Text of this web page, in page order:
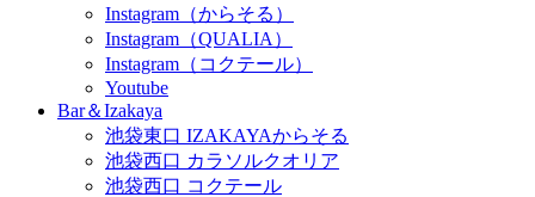
Instagram（からそる）
Instagram（QUALIA）
Instagram（コクテール）
Youtube
Bar＆Izakaya
池袋東口 IZAKAYAからそる
池袋西口 カラソルクオリア
池袋西口 コクテール